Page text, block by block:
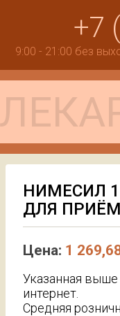
+7
9:00 - 21:00 без
НИМЕСИЛ
ДЛЯ
Цена: 1
Указанная выше
интернет.
Средняя